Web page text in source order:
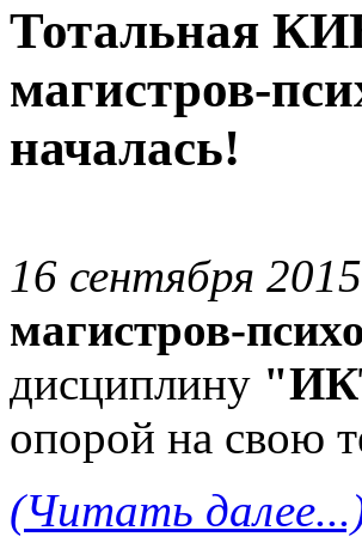
Тотальная
магистров-
началась!
16 сентября
магистров-
дисциплину
опорой на свою
(Читать